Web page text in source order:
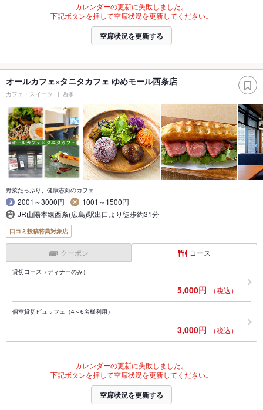
カレンダーの更新に失敗しました。
下記ボタンを押して空席状況を更新してください。
空席状況を更新する
オールカフェ×タニタカフェ ゆめモール西条店
カフェ・スイーツ 西条
野菜たっぷり、健康志向のカフェ
2001～3000円
1001～1500円
JR山陽本線西条(広島)駅出口より徒歩約31分
口コミ投稿特典対象店
クーポン コース
貸切コース（ディナーのみ）
5,000円 （税込）
個室貸切ビュッフェ（4～6名様利用）
3,000円 （税込）
カレンダーの更新に失敗しました。
下記ボタンを押して空席状況を更新してください。
空席状況を更新する